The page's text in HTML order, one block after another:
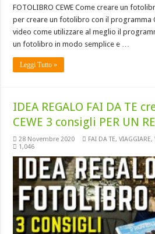
FOTOLIBRO CEWE Come creare un
per creare un fotolibro con il programma
video come utilizzare al meglio il
un fotolibro in modo semplice e …
Leggi Tutto »
IDEA REGALO FAI DA TE
CEWE 3 consigli PER UN
28 Novembre 2020 FAI DA TE,VIAGGIARE,
1,046